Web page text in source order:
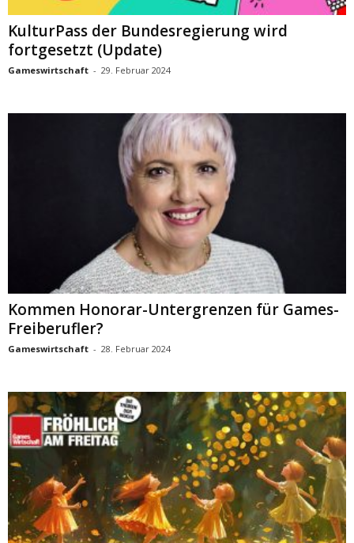
KulturPass der Bundesregierung wird
fortgesetzt (Update)
Gameswirtschaft - 29. Februar 2024
Kommen Honorar-Untergrenzen für Games-
Freiberufler?
Gameswirtschaft - 28. Februar 2024